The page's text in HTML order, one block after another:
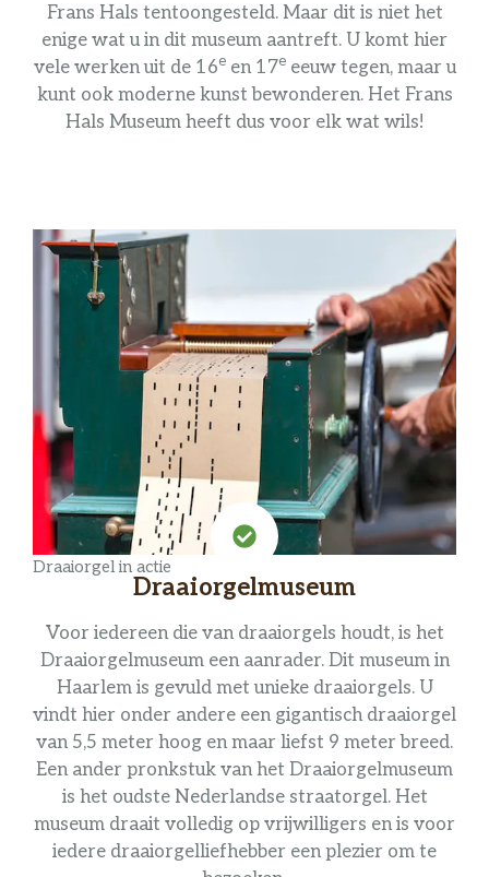
Frans Hals tentoongesteld. Maar dit is niet het
enige wat u in dit museum aantreft. U komt hier
vele werken uit de 16een 17eeeuw tegen, maar u
kunt ook moderne kunst bewonderen. Het Frans
Hals Museum heeft dus voor elk wat wils!
Draaiorgel in actie
Draaiorgelmuseum
Voor iedereen die van draaiorgels houdt, is het
Draaiorgelmuseum een aanrader. Dit museum in
Haarlem is gevuld met unieke draaiorgels. U
vindt hier onder andere een gigantisch draaiorgel
van 5,5 meter hoog en maar liefst 9 meter breed.
Een ander pronkstuk van het Draaiorgelmuseum
is het oudste Nederlandse straatorgel. Het
museum draait volledig op vrijwilligers en is voor
iedere draaiorgelliefhebber een plezier om te